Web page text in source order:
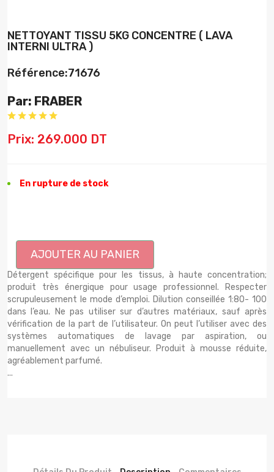
NETTOYANT TISSU 5KG CONCENTRE ( LAVA
INTERNI ULTRA )
Référence:71676
Par: FRABER
Prix: 269.000 DT
En rupture de stock
AJOUTER AU PANIER
Détergent spécifique pour les tissus, à haute concentration;
produit très énergique pour usage professionnel. Respecter
scrupuleusement le mode d’emploi. Dilution conseillée 1:80- 100
dans l’eau. Ne pas utiliser sur d’autres matériaux, sauf après
vérification de la part de l’utilisateur. On peut l’utiliser avec des
systèmes automatiques de lavage par aspiration, ou
manuellement avec un nébuliseur. Produit à mousse réduite,
agréablement parfumé.
...